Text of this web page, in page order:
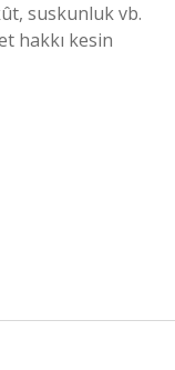
suskunluk vb.
hakkı kesin